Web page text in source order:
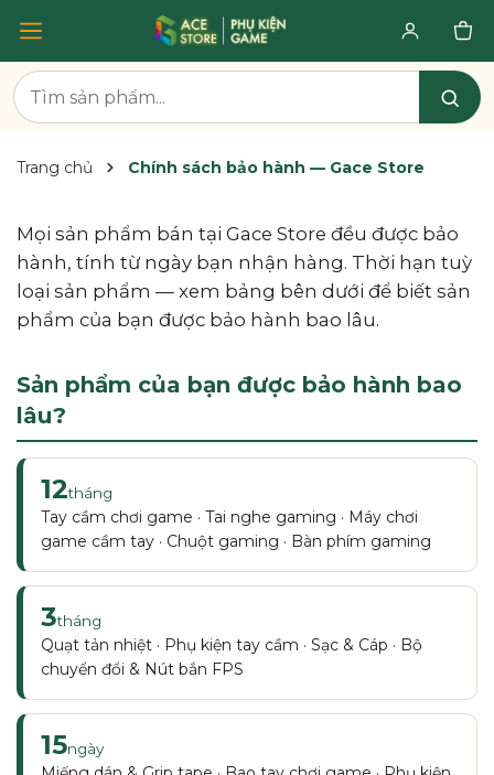
Trang chủ Chính sách bảo hành — Gace Store
Mọi sản phẩm bán tại Gace Store đều được bảo
hành, tính từ ngày bạn nhận hàng. Thời hạn tuỳ
loại sản phẩm — xem bảng bên dưới để biết sản
phẩm của bạn được bảo hành bao lâu.
Sản phẩm của bạn được bảo hành bao
lâu?
12tháng
Tay cầm chơi game · Tai nghe gaming · Máy chơi
game cầm tay · Chuột gaming · Bàn phím gaming
3tháng
Quạt tản nhiệt · Phụ kiện tay cầm · Sạc & Cáp · Bộ
chuyển đổi & Nút bắn FPS
15ngày